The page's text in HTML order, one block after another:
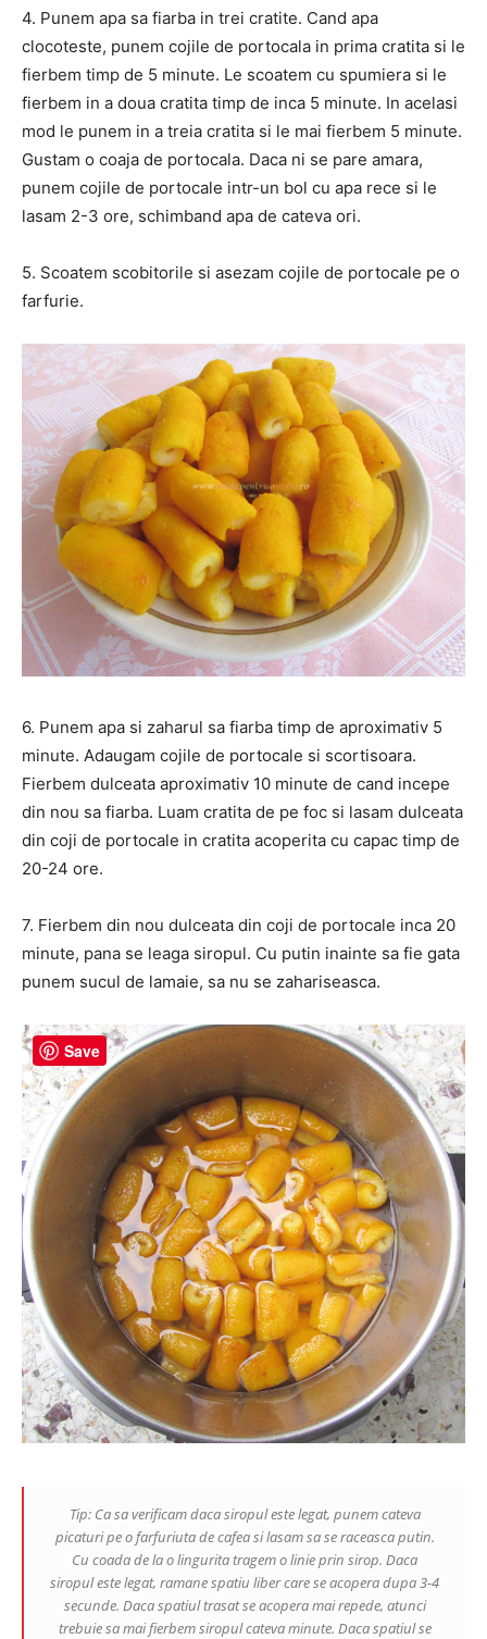
4. Punem apa sa fiarba in trei cratite. Cand apa
clocoteste, punem cojile de portocala in prima cratita si le
fierbem timp de 5 minute. Le scoatem cu spumiera si le
fierbem in a doua cratita timp de inca 5 minute. In acelasi
mod le punem in a treia cratita si le mai fierbem 5 minute.
Gustam o coaja de portocala. Daca ni se pare amara,
punem cojile de portocale intr-un bol cu apa rece si le
lasam 2-3 ore, schimband apa de cateva ori.
5. Scoatem scobitorile si asezam cojile de portocale pe o
farfurie.
6. Punem apa si zaharul sa fiarba timp de aproximativ 5
minute. Adaugam cojile de portocale si scortisoara.
Fierbem dulceata aproximativ 10 minute de cand incepe
din nou sa fiarba. Luam cratita de pe foc si lasam dulceata
din coji de portocale in cratita acoperita cu capac timp de
20-24 ore.
7. Fierbem din nou dulceata din coji de portocale inca 20
minute, pana se leaga siropul. Cu putin inainte sa fie gata
punem sucul de lamaie, sa nu se zahariseasca.
Tip: Ca sa verificam daca siropul este legat, punem cateva
picaturi pe o farfuriuta de cafea si lasam sa se raceasca putin.
Cu coada de la o lingurita tragem o linie prin sirop. Daca
siropul este legat, ramane spatiu liber care se acopera dupa 3-4
secunde. Daca spatiul trasat se acopera mai repede, atunci
trebuie sa mai fierbem siropul cateva minute. Daca spatiul se
Save